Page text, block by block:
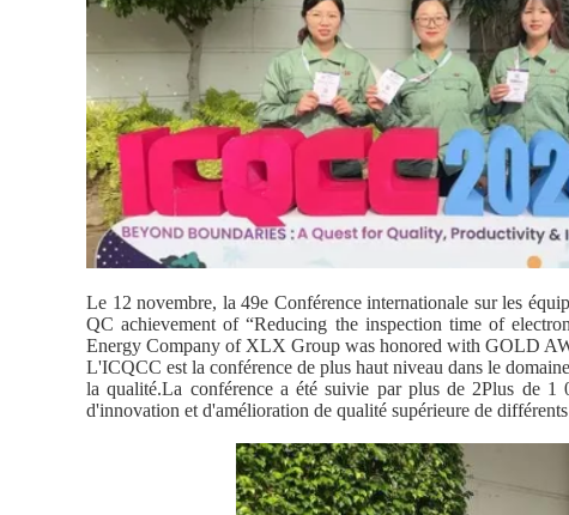
Le 12 novembre, la 49e Conférence internationale sur les
QC achievement of “Reducing the inspection time of
Energy Company of XLX Group was honored with GOLD
L'ICQCC est la conférence de plus haut niveau dans le
la qualité.La conférence a été suivie par plus de 2Plus de
d'innovation et d'amélioration de qualité supérieure de